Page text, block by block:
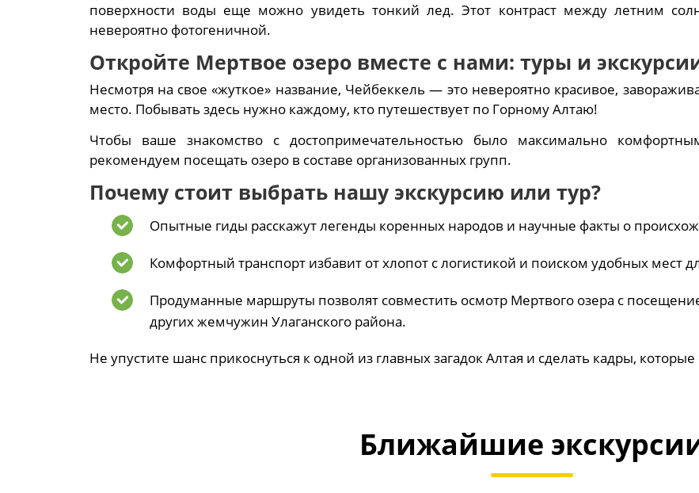
поверхности воды еще можно увидеть тонкий лед. Этот контраст между летним
невероятно фотогеничной.
Откройте Мертвое озеро вместе с нами: туры и
Несмотря на свое «жуткое» название, Чейбеккель — это невероятно красивое,
место. Побывать здесь нужно каждому, кто путешествует по Горному Алтаю!
Чтобы ваше знакомство с достопримечательностью было максимально
рекомендуем посещать озеро в составе организованных групп.
Почему стоит выбрать нашу экскурсию или тур?
Опытные гиды расскажут легенды коренных народов и научные факты о
Комфортный транспорт избавит от хлопот с логистикой и поиском удобных мест
Продуманные маршруты позволят совместить осмотр Мертвого озера с
других жемчужин Улаганского района.
Не упустите шанс прикоснуться к одной из главных загадок Алтая и сделать кадры,
Ближайшие